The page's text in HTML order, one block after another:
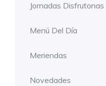
Jornadas Disfrutonas
Menú Del Día
Meriendas
Novedades